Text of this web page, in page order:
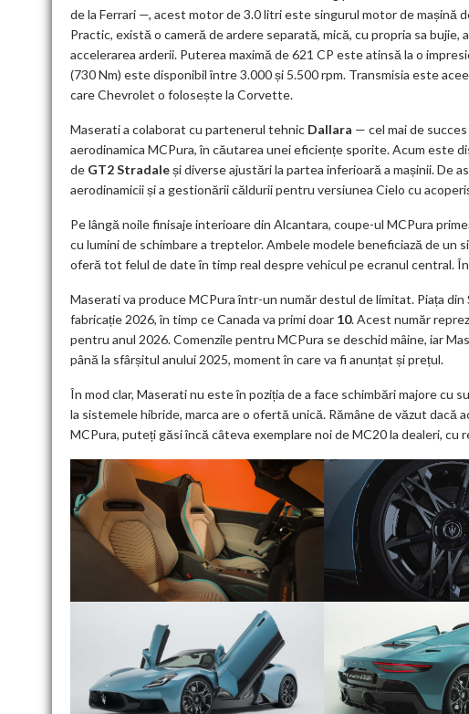
de la Ferrari —, acest motor de 3.0 litri este singurul motor de mașină
Practic, există o cameră de ardere separată, mică, cu propria sa bujie,
accelerarea arderii. Puterea maximă de 621 CP este atinsă la o
(730 Nm) este disponibil între 3.000 și 5.500 rpm. Transmisia este
care Chevrolet o folosește la Corvette.
Maserati a colaborat cu partenerul tehnic Dallara — cel mai de
aerodinamica MCPura, în căutarea unei eficiențe sporite. Acum este
de GT2 Stradaleși diverse ajustări la partea inferioară a mașinii. De
aerodinamicii și a gestionării căldurii pentru versiunea Cielo cu
Pe lângă noile finisaje interioare din Alcantara, coupe-ul MCPura
cu lumini de schimbare a treptelor. Ambele modele beneficiază de un
oferă tot felul de date în timp real despre vehicul pe ecranul central.
Maserati va produce MCPura într-un număr destul de limitat. Piața din
fabricație 2026, în timp ce Canada va primi doar 10. Acest număr
pentru anul 2026. Comenzile pentru MCPura se deschid mâine, iar
până la sfârșitul anului 2025, moment în care va fi anunțat și prețul.
În mod clar, Maserati nu este în poziția de a face schimbări majore cu
la sistemele hibride, marca are o ofertă unică. Rămâne de văzut
MCPura, puteți găsi încă câteva exemplare noi de MC20 la dealeri, cu